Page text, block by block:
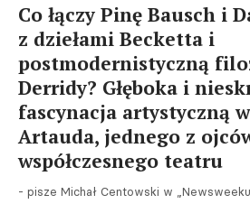
Co łączy Pinę Bausch i
z dziełami Becketta i
postmodernistyczną
Derridy? Głęboka i
fascynacja artystyczną
Artauda, jednego z
współczesnego teatru
- pisze Michał Centowski w